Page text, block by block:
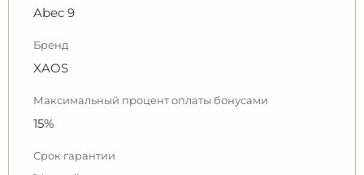
Abec 9
Бренд
XAOS
Максимальный процент оплаты бонусами
15%
Срок гарантии